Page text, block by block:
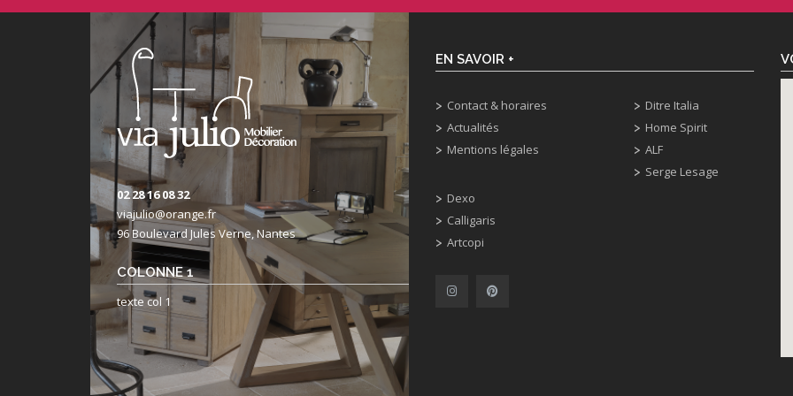
02 28 16 08 32
viajulio@orange.fr
96 Boulevard Jules Verne, Nantes
COLONNE 1
texte col 1
EN SAVOIR +
Contact & horaires
Actualités
Mentions légales
Dexo
Calligaris
Artcopi
Ditre Italia
Home Spirit
ALF
Serge Lesage